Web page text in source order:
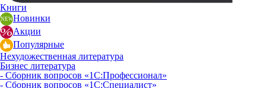
Книги
Новинки
Акции
Популярные
Нехудожественная литература
Бизнес литература
- Сборник вопросов «1С:Профессионал»
- Сборник вопросов «1С:Специалист»